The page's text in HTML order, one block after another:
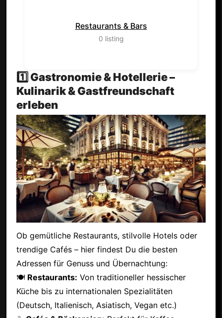
Restaurants & Bars
0 listing
1️⃣ Gastronomie & Hotellerie –
Kulinarik & Gastfreundschaft
erleben
Ob gemütliche Restaurants, stilvolle Hotels oder
trendige Cafés – hier findest Du die besten
Adressen für Genuss und Übernachtung:
🍽 Restaurants: Von traditioneller hessischer
Küche bis zu internationalen Spezialitäten
(Deutsch, Italienisch, Asiatisch, Vegan etc.)